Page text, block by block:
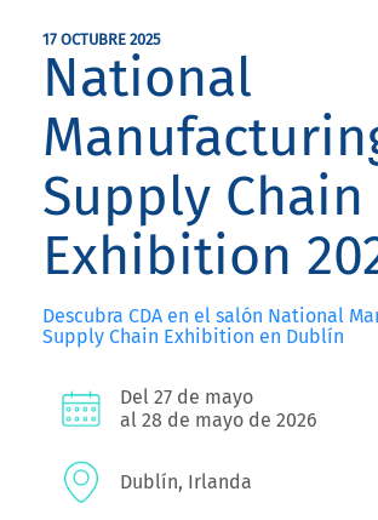
17 OCTUBRE 2025
National
Supply Chain
Exhibition
Descubra CDA en el salón National
Supply Chain Exhibition en Dublín
Del 27 de mayo
al 28 de mayo de 2026
Dublín, Irlanda